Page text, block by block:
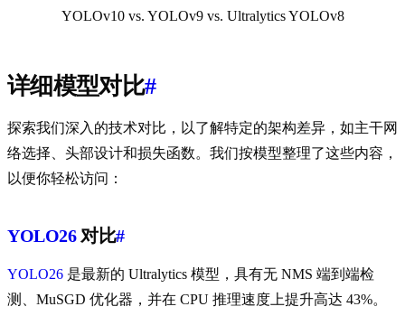
YOLOv10 vs. YOLOv9 vs. Ultralytics YOLOv8
详细模型对比#
探索我们深入的技术对比，以了解特定的架构差异，如主干网
络选择、头部设计和损失函数。我们按模型整理了这些内容，
以便你轻松访问：
YOLO26对比#
YOLO26 是最新的 Ultralytics 模型，具有无 NMS 端到端检
测、MuSGD 优化器，并在 CPU 推理速度上提升高达 43%。